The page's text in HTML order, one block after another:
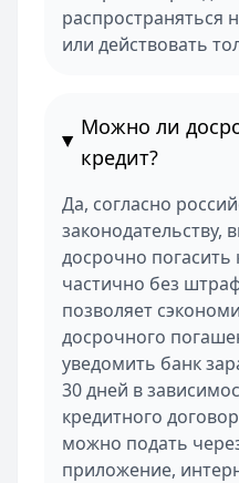
распространяться
или действовать
Можно ли
кредит?
Да, согласно
законодательству,
досрочно
частично без
позволяет
досрочного
уведомить банк
30 дней в
кредитного
можно подать
приложение,